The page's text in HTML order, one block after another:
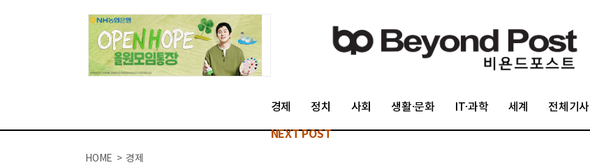
경제 정치 사회 생활·문화 IT·과학 세계 전체기사
NEXT POST
HOME > 경제